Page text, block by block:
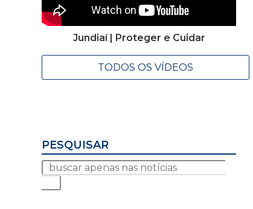
Jundiaí | Proteger e Cuidar
TODOS OS VÍDEOS
PESQUISAR